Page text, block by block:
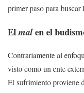
primer paso para
Elmalen el
Contrariamente al
visto como un ente
El sufrimiento proviene